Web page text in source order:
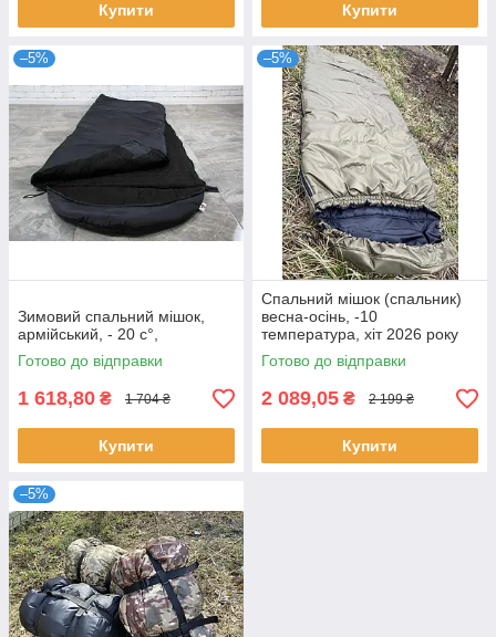
Купити Купити
–5%
Зимовий спальний мішок,
армійський, - 20 с°,
Готово до відправки
1 618,80 ₴ 1 704 ₴
Купити
–5%
Спальний мішок (спальник)
весна-осінь, -10
температура, хіт 2026 року
Готово до відправки
2 089,05 ₴ 2 199 ₴
Купити
–5%